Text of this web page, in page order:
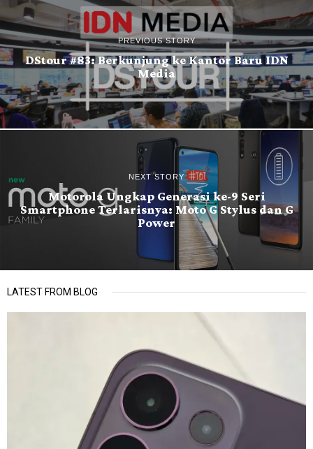
PREVIOUS STORY
DStour #83: Berkunjung ke Kantor Baru IDN
Media
NEXT STORY
Motorola Ungkap Generasi ke-9 Seri
Smartphone Terlarisnya: Moto G Stylus dan G
Power
LATEST FROM BLOG